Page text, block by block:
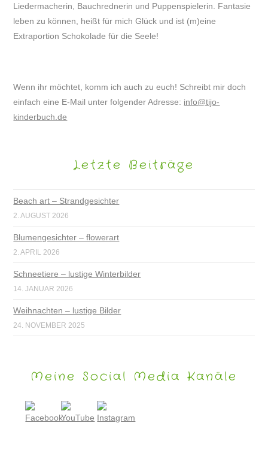
Liedermacherin, Bauchrednerin und Puppenspielerin. Fantasie
leben zu können, heißt für mich Glück und ist (m)eine
Extraportion Schokolade für die Seele!
Wenn ihr möchtet, komm ich auch zu euch! Schreibt mir doch
einfach eine E-Mail unter folgender Adresse: info@tijo-
kinderbuch.de
Letzte Beiträge
Beach art – Strandgesichter
2. AUGUST 2026
Blumengesichter – flowerart
2. APRIL 2026
Schneetiere – lustige Winterbilder
14. JANUAR 2026
Weihnachten – lustige Bilder
24. NOVEMBER 2025
Meine Social Media Kanäle